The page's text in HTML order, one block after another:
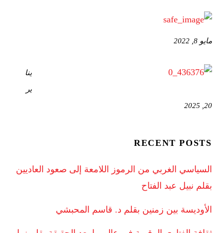
مايو 8, 2022
ينا
ير
20, 2025
RECENT POSTS
السياسي الغربي من الرموز اللامعة إلى صعود العاديين
بقلم نبيل عبد الفتاح
الأوديسة بين زمنين بقلم د. قاسم المحبشي